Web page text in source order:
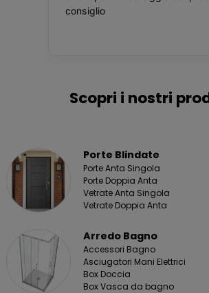
Scopri i nostri
Porte Blindate
Porte Anta Singola
Porte Doppia Anta
Vetrate Anta Singola
Vetrate Doppia Anta
Arredo Bagno
Accessori Bagno
Asciugatori Mani Elettrici
Box Doccia
Box Vasca da bagno